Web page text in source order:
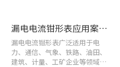
漏电电流钳形表应用案例：电气设备检测
漏电电流钳形表广泛适用于电
力、通信、气象、铁路、油田、
建筑、计量、工矿企业等领域的